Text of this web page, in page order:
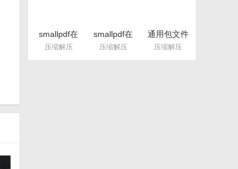
smallpdf在
线转换中文
版(pdf转
压缩解压
smallpdf在
线压缩工具
最新版(PDF
压缩解压
通用包文件
处理工具官
方版(RDB
压缩解压